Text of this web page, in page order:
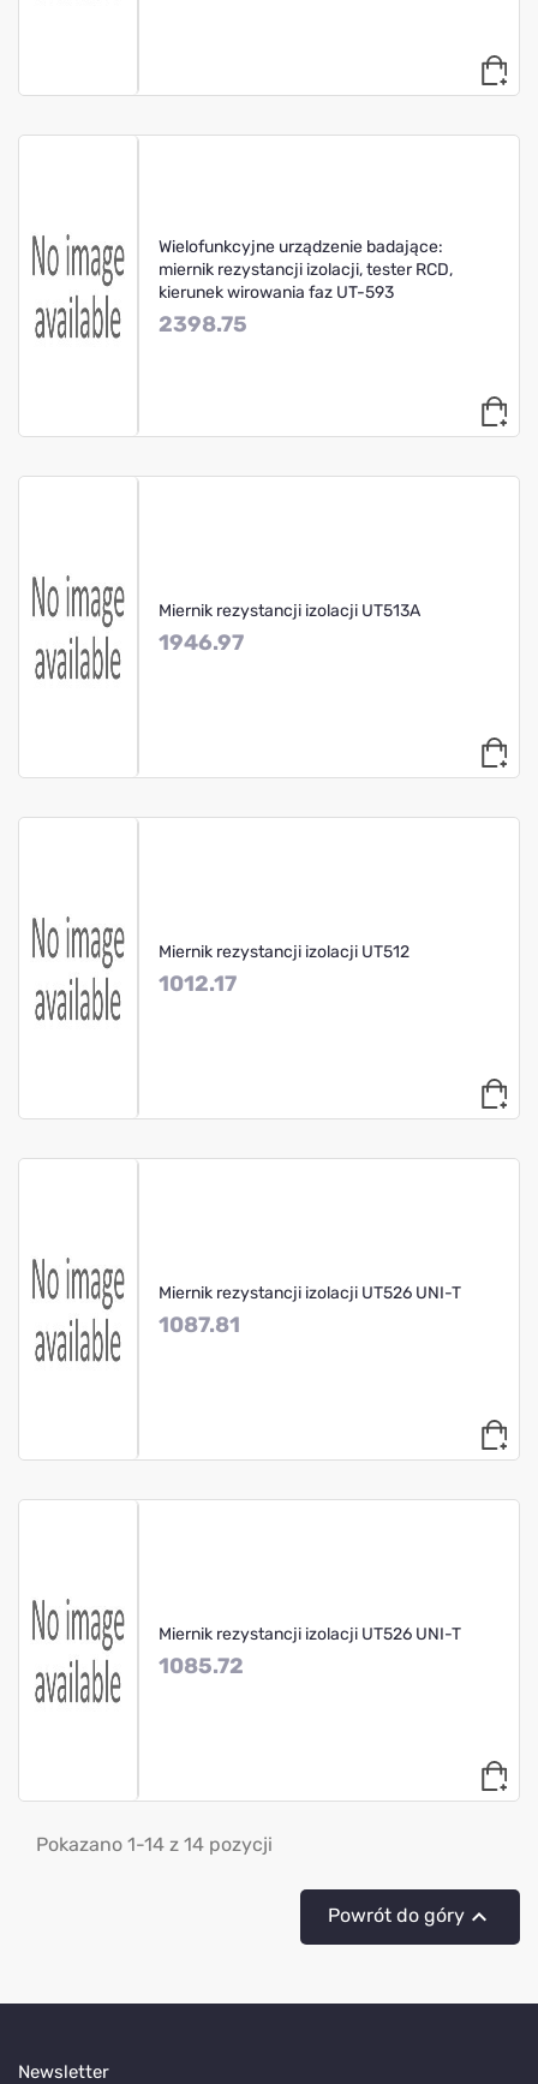
Wielofunkcyjne urządzenie badające:
miernik rezystancji izolacji, tester RCD,
kierunek wirowania faz UT-593
2398.75
Miernik rezystancji izolacji UT513A
1946.97
Miernik rezystancji izolacji UT512
1012.17
Miernik rezystancji izolacji UT526 UNI-T
1087.81
Miernik rezystancji izolacji UT526 UNI-T
1085.72
Pokazano 1-14 z 14 pozycji
Powrót do góry
Newsletter